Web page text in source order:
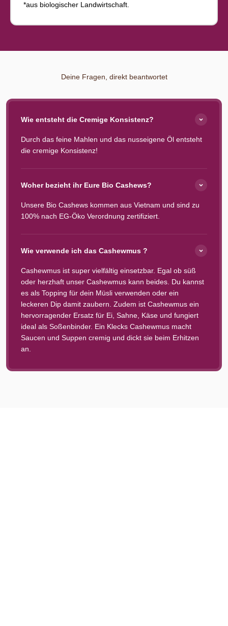
*aus biologischer Landwirtschaft.
Deine Fragen, direkt beantwortet
Wie entsteht die Cremige Konsistenz?
Durch das feine Mahlen und das nusseigene Öl entsteht
die cremige Konsistenz!
Woher bezieht ihr Eure Bio Cashews?
Unsere Bio Cashews kommen aus Vietnam und sind zu
100% nach EG-Öko Verordnung zertifiziert.
Wie verwende ich das Cashewmus ?
Cashewmus ist super vielfältig einsetzbar. Egal ob süß
oder herzhaft unser Cashewmus kann beides. Du kannst
es als Topping für dein Müsli verwenden oder ein
leckeren Dip damit zaubern. Zudem ist Cashewmus ein
hervorragender Ersatz für Ei, Sahne, Käse und fungiert
ideal als Soßenbinder. Ein Klecks Cashewmus macht
Saucen und Suppen cremig und dickt sie beim Erhitzen
an.